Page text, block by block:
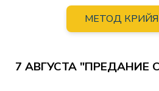
МЕТОД
7 АВГУСТА "ПРЕДАНИЕ